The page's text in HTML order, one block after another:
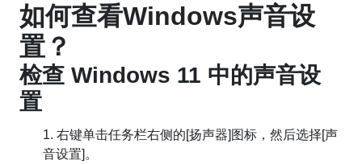
如何查看Windows声音设
置？
检查 Windows 11 中的声音设
置
1. 右键单击任务栏右侧的[扬声器]图标，然后选择[声
音设置]。